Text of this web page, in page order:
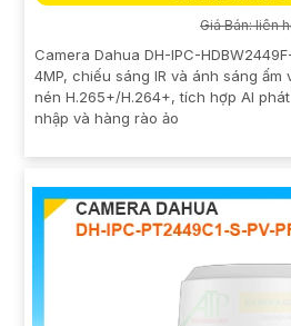
Giá Bán: liên
Camera Dahua DH-IPC-
4MP, chiếu sáng IR và ánh sáng ấm
nén H.265+/H.264+, tích hợp AI
nhập và hàng rào ảo